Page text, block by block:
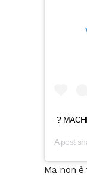
?
A post
Ma non